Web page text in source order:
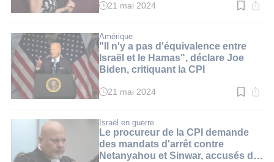
Temps
:
3
min.
21 mai 2024
Amérique
"Il n'y a pas d'équivalence entre
Israël et le Hamas", déclare Joe
Biden, critiquant la CPI
Temps
:
3
min.
21 mai 2024
Israël en guerre
Le procureur de la CPI demande
des mandats d'arrêt contre
Netanyahou et Sinwar, accusés de